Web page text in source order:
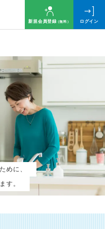
新規会員登録（無料） ログイン
めに、
す。
名様に
ードプレゼント！
無料）
をいただいた方が対象です
個人の方向けサービスとなります